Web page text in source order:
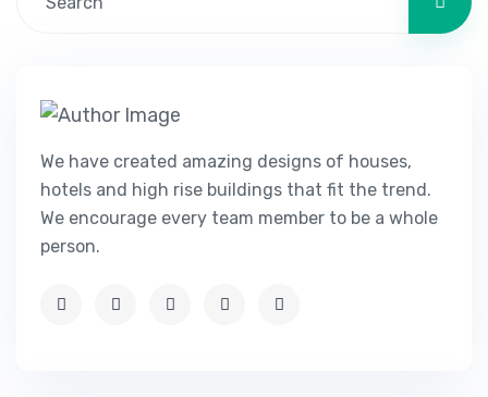
We have created amazing designs of houses,
hotels and high rise buildings that fit the trend.
We encourage every team member to be a whole
person.